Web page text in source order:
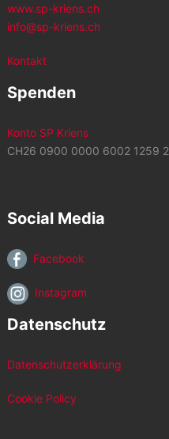
www.sp-kriens.ch
info@sp-kriens.ch
Kontakt
Spenden
Konto SP Kriens
CH26 0900 0000 6002 1259 2
Social Media
Facebook
Instagram
Datenschutz
Datenschutzerklärung
Cookie Policy